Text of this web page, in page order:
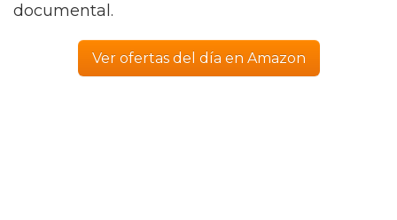
documental.
Ver ofertas del día en Amazon